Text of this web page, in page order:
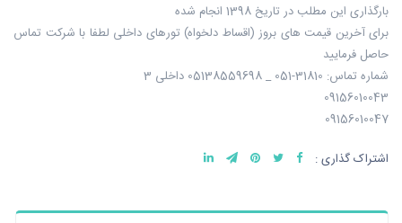
بارگذاری این مطلب در تاریخ 1398 انجام شده
برای آخرین قیمت های بروز (اقساط دلخواه) تورهای داخلی لطفا با شرکت تماس
حاصل فرمایید
شماره تماس: 31810-051 _ 05138559698 داخلی 3
09156010043
09156010047
اشتراک گذاری :